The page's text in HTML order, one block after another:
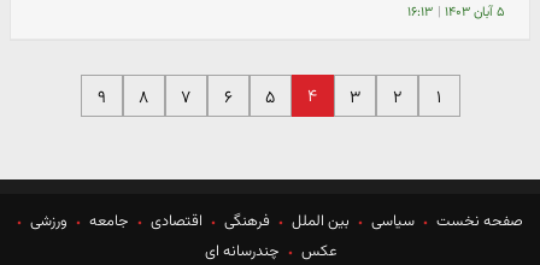
۵ آبان ۱۴۰۳ | ۱۶:۱۳
۱ ۲ ۳ ۴ ۵ ۶ ۷ ۸ ۹
صفحه نخست سیاسی بین الملل فرهنگی اقتصادی جامعه
ورزشی
عکس
چندرسانه ای